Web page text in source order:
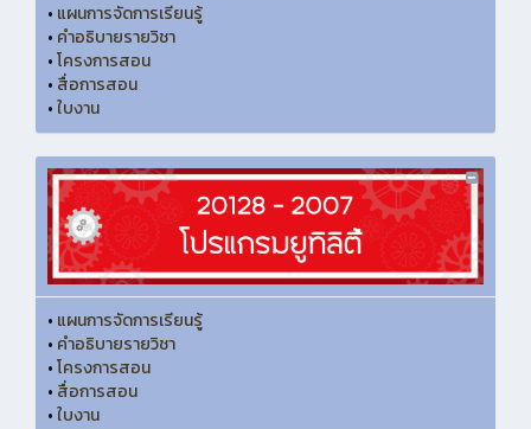
• แผนการจัดการเรียนรู้
• คำอธิบายรายวิชา
•โครงการสอน
• สื่อการสอน
•ใบงาน
• แผนการจัดการเรียนรู้
• คำอธิบายรายวิชา
•โครงการสอน
• สื่อการสอน
•ใบงาน